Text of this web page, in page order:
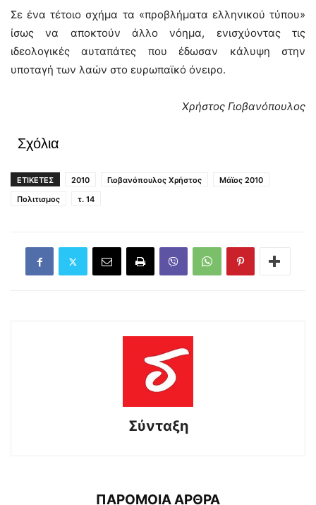
Σε ένα τέτοιο σχήμα τα «προβλήματα ελληνικού τύπου»
ίσως να αποκτούν άλλο νόημα, ενισχύοντας τις
ιδεολογικές αυταπάτες που έδωσαν κάλυψη στην
υποταγή των λαών στο ευρωπαϊκό όνειρο.
Χρήστος Γιοβανόπουλος
Σχόλια
ΕΤΙΚΕΤΕΣ 2010 Γιοβανόπουλος Χρήστος
Μάϊος 2010
Πολιτισμος
τ. 14
Σύνταξη
ΠΑΡΟΜΟΙΑ ΑΡΘΡΑ